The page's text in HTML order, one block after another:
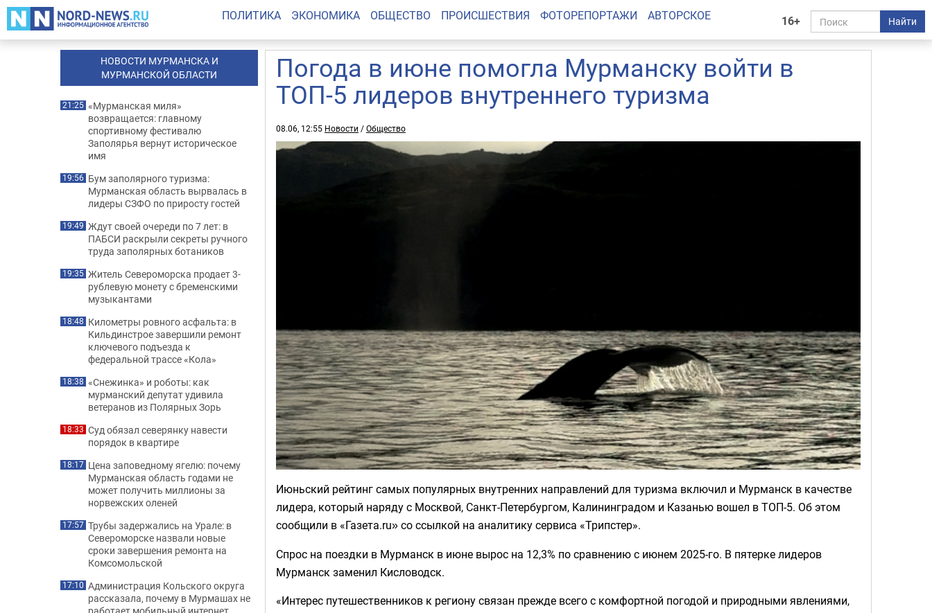
16+ Найти
ПОЛИТИКА ЭКОНОМИКА ОБЩЕСТВО ПРОИСШЕСТВИЯ ФОТОРЕПОРТАЖИ АВТОРСКОЕ
Погода в июне помогла Мурманску войти в
ТОП-5 лидеров внутреннего туризма
08.06, 12:55 Новости /Общество
Июньский рейтинг самых популярных внутренних направлений для туризма включил и Мурманск в качестве
лидера, который наряду с Москвой, Санкт-Петербургом, Калининградом и Казанью вошел в ТОП-5. Об этом
сообщили в «Газета.ru» со ссылкой на аналитику сервиса «Трипстер».
Спрос на поездки в Мурманск в июне вырос на 12,3% по сравнению с июнем 2025-го. В пятерке лидеров
Мурманск заменил Кисловодск.
«Интерес путешественников к региону связан прежде всего с комфортной погодой и природными явлениями,
НОВОСТИ МУРМАНСКА И
МУРМАНСКОЙ ОБЛАСТИ
21:25 «Мурманская миля»
возвращается: главному
спортивному фестивалю
Заполярья вернут историческое
имя
19:56 Бум заполярного туризма:
Мурманская область вырвалась в
лидеры СЗФО по приросту гостей
19:49 Ждут своей очереди по 7 лет: в
ПАБСИ раскрыли секреты ручного
труда заполярных ботаников
19:35 Житель Североморска продает 3-
рублевую монету с бременскими
музыкантами
18:48 Километры ровного асфальта: в
Кильдинстрое завершили ремонт
ключевого подъезда к
федеральной трассе «Кола»
18:38 «Снежинка» и роботы: как
мурманский депутат удивила
ветеранов из Полярных Зорь
18:33 Суд обязал северянку навести
порядок в квартире
18:17 Цена заповедному ягелю: почему
Мурманская область годами не
может получить миллионы за
норвежских оленей
17:57 Трубы задержались на Урале: в
Североморске назвали новые
сроки завершения ремонта на
Комсомольской
17:10 Администрация Кольского округа
рассказала, почему в Мурмашах не